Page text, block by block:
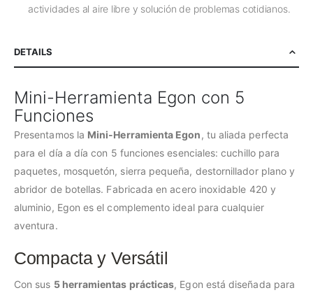
actividades al aire libre y solución de problemas cotidianos.
DETAILS
Mini-Herramienta Egon con 5
Funciones
Presentamos la Mini-Herramienta Egon, tu aliada perfecta
para el día a día con 5 funciones esenciales: cuchillo para
paquetes, mosquetón, sierra pequeña, destornillador plano y
abridor de botellas. Fabricada en acero inoxidable 420 y
aluminio, Egon es el complemento ideal para cualquier
aventura.
Compacta y Versátil
Con sus 5 herramientas prácticas, Egon está diseñada para